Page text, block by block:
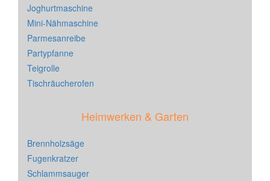
Joghurtmaschine
Mini-Nähmaschine
Parmesanreibe
Partypfanne
Teigrolle
Tischräucherofen
Heimwerken & Garten
Brennholzsäge
Fugenkratzer
Schlammsauger